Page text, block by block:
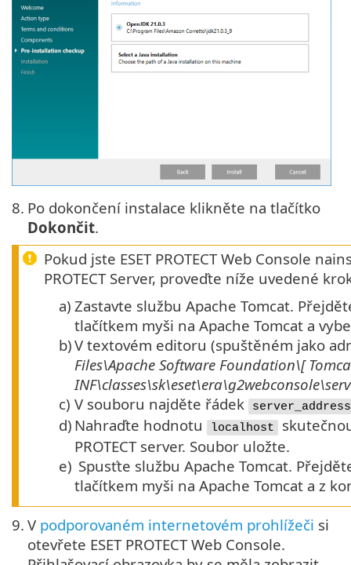
8. Po dokončení instalace klikněte na tlačítko
Dokončit.
Pokud jste ESET PROTECT Web Console
PROTECT Server, proveďte níže uvedené
a) Zastavte službu Apache Tomcat.
tlačítkem myši na Apache Tomcat a
b)V textovém editoru (spuštěném jako
Files\Apache Software Foundation\[
c) V souboru najděte řádek
d) Nahraďte hodnotu localhost
PROTECT server. Soubor uložte.
e) Spusťte službu Apache Tomcat.
tlačítkem myši na Apache Tomcat a z
9. V podporovaném internetovém prohlížeči si
otevřete ESET PROTECT Web Console.